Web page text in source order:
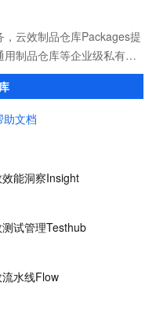
云效制品仓库Packages提
制品仓库等企业级私有制
赖管理。且不限容量、免
助文档
能洞察Insight
试管理Testhub
水线Flow